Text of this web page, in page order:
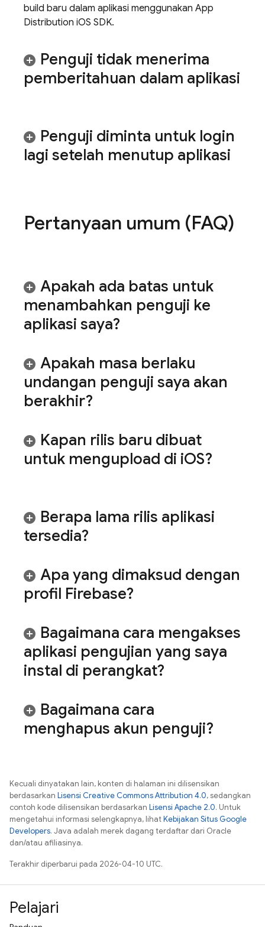
build baru dalam aplikasi menggunakan App
Distribution iOS SDK.
Penguji tidak menerima
pemberitahuan dalam aplikasi
Penguji diminta untuk login
lagi setelah menutup aplikasi
Pertanyaan umum (FAQ)
Apakah ada batas untuk
menambahkan penguji ke
aplikasi saya?
Apakah masa berlaku
undangan penguji saya akan
berakhir?
Kapan rilis baru dibuat
untuk mengupload di iOS?
Berapa lama rilis aplikasi
tersedia?
Apa yang dimaksud dengan
profil Firebase?
Bagaimana cara mengakses
aplikasi pengujian yang saya
instal di perangkat?
Bagaimana cara
menghapus akun penguji?
Kecuali dinyatakan lain, konten di halaman ini dilisensikan
berdasarkan Lisensi Creative Commons Attribution 4.0, sedangkan
contoh kode dilisensikan berdasarkan Lisensi Apache 2.0. Untuk
mengetahui informasi selengkapnya, lihatKebijakan Situs Google
Developers. Java adalah merek dagang terdaftar dari Oracle
dan/atau afiliasinya.
Terakhir diperbarui pada 2026-04-10 UTC.
Pelajari